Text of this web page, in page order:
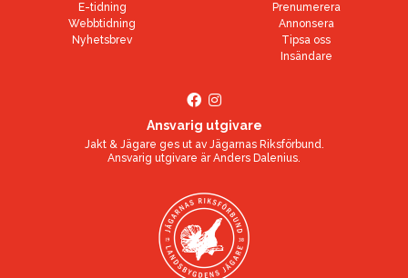
E-tidning
Webbtidning
Nyhetsbrev
Prenumerera
Annonsera
Tipsa oss
Insändare
Ansvarig utgivare
Jakt & Jägare ges ut av Jägarnas Riksförbund.
Ansvarig utgivare ärAnders Dalenius.